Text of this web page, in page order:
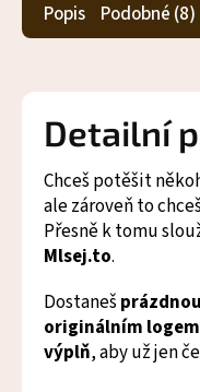
Popis Podobné (8)
Detailní
Chceš potěšit
ale zároveň to
Přesně k tomu
Mlsej.to.
Dostaneš
originálním
výplň, aby už jen